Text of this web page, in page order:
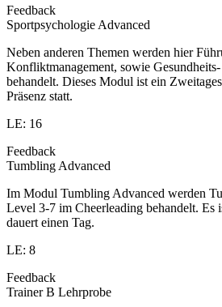
Feedback
Sportpsychologie Advanced
Neben anderen Themen werden hier
Konfliktmanagement, sowie Gesundheits-
behandelt. Dieses Modul ist ein
Präsenz statt.
LE: 16
Feedback
Tumbling Advanced
Im Modul Tumbling Advanced werden
Level 3-7 im Cheerleading behandelt. Es
dauert einen Tag.
LE: 8
Feedback
Trainer B Lehrprobe